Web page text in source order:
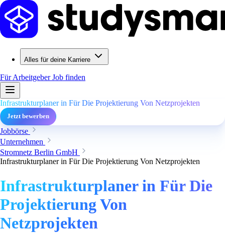
Alles für deine Karriere
Für ArbeitgeberJob finden
Infrastrukturplaner in Für Die Projektierung Von Netzprojekten
Jetzt bewerben
Jobbörse
Unternehmen
Stromnetz Berlin GmbH
Infrastrukturplaner in Für Die Projektierung Von Netzprojekten
Infrastrukturplaner in Für Die
Projektierung Von
Netzprojekten